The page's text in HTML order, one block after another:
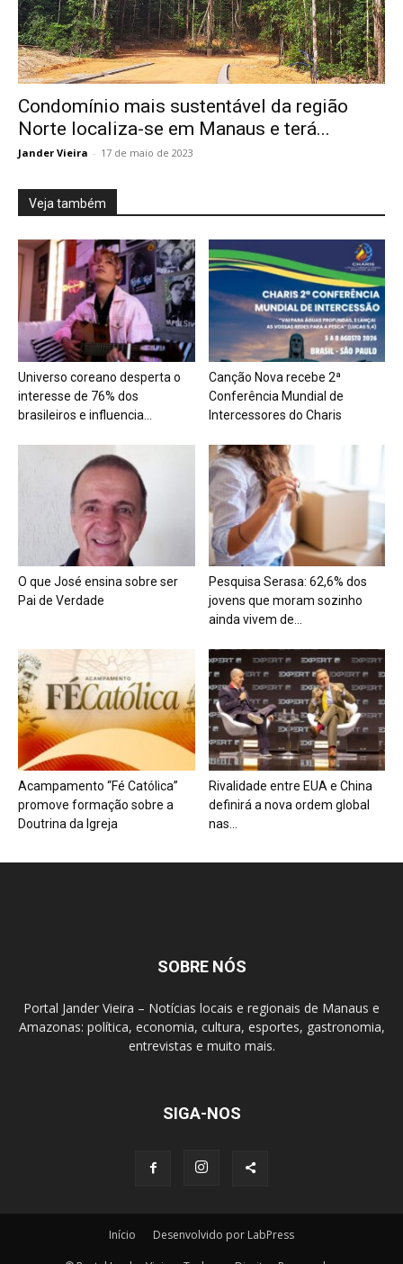
Condomínio mais sustentável da região
Norte localiza-se em Manaus e terá...
Jander Vieira - 17 de maio de 2023
Veja também
Universo coreano desperta o
interesse de 76% dos
brasileiros e influencia...
Canção Nova recebe 2ª
Conferência Mundial de
Intercessores do Charis
O que José ensina sobre ser
Pai de Verdade
Pesquisa Serasa: 62,6% dos
jovens que moram sozinho
ainda vivem de...
Acampamento “Fé Católica”
promove formação sobre a
Doutrina da Igreja
Rivalidade entre EUA e China
definirá a nova ordem global
nas...
SOBRE NÓS
Portal Jander Vieira – Notícias locais e regionais de Manaus e
Amazonas: política, economia, cultura, esportes, gastronomia,
entrevistas e muito mais.
SIGA-NOS
Início Desenvolvido por LabPress